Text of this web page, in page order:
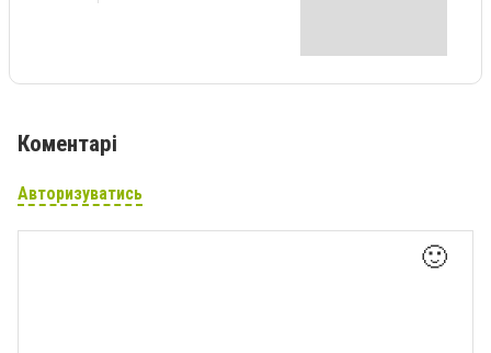
Коментарі
Авторизуватись
🙂